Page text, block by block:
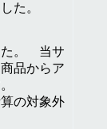
た。
。 当サ
品からア
の対象外